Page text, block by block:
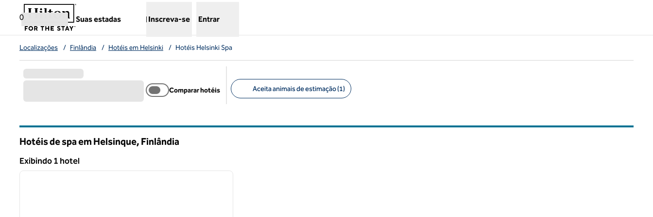
Pular para o conteúdo
0
Suas estadas
,abre uma nova guia
Inscreva-se Entrar
Localizações / Finlândia / Hotéis em Helsinki / Hotéis Helsinki Spa
Comparar hotéis Aceita animais de estimação (1)
Hotéis de spa em Helsinque, Finlândia
Exibindo 1 hotel
Exibindo 1 hotel
1 de 12
próxima imagem